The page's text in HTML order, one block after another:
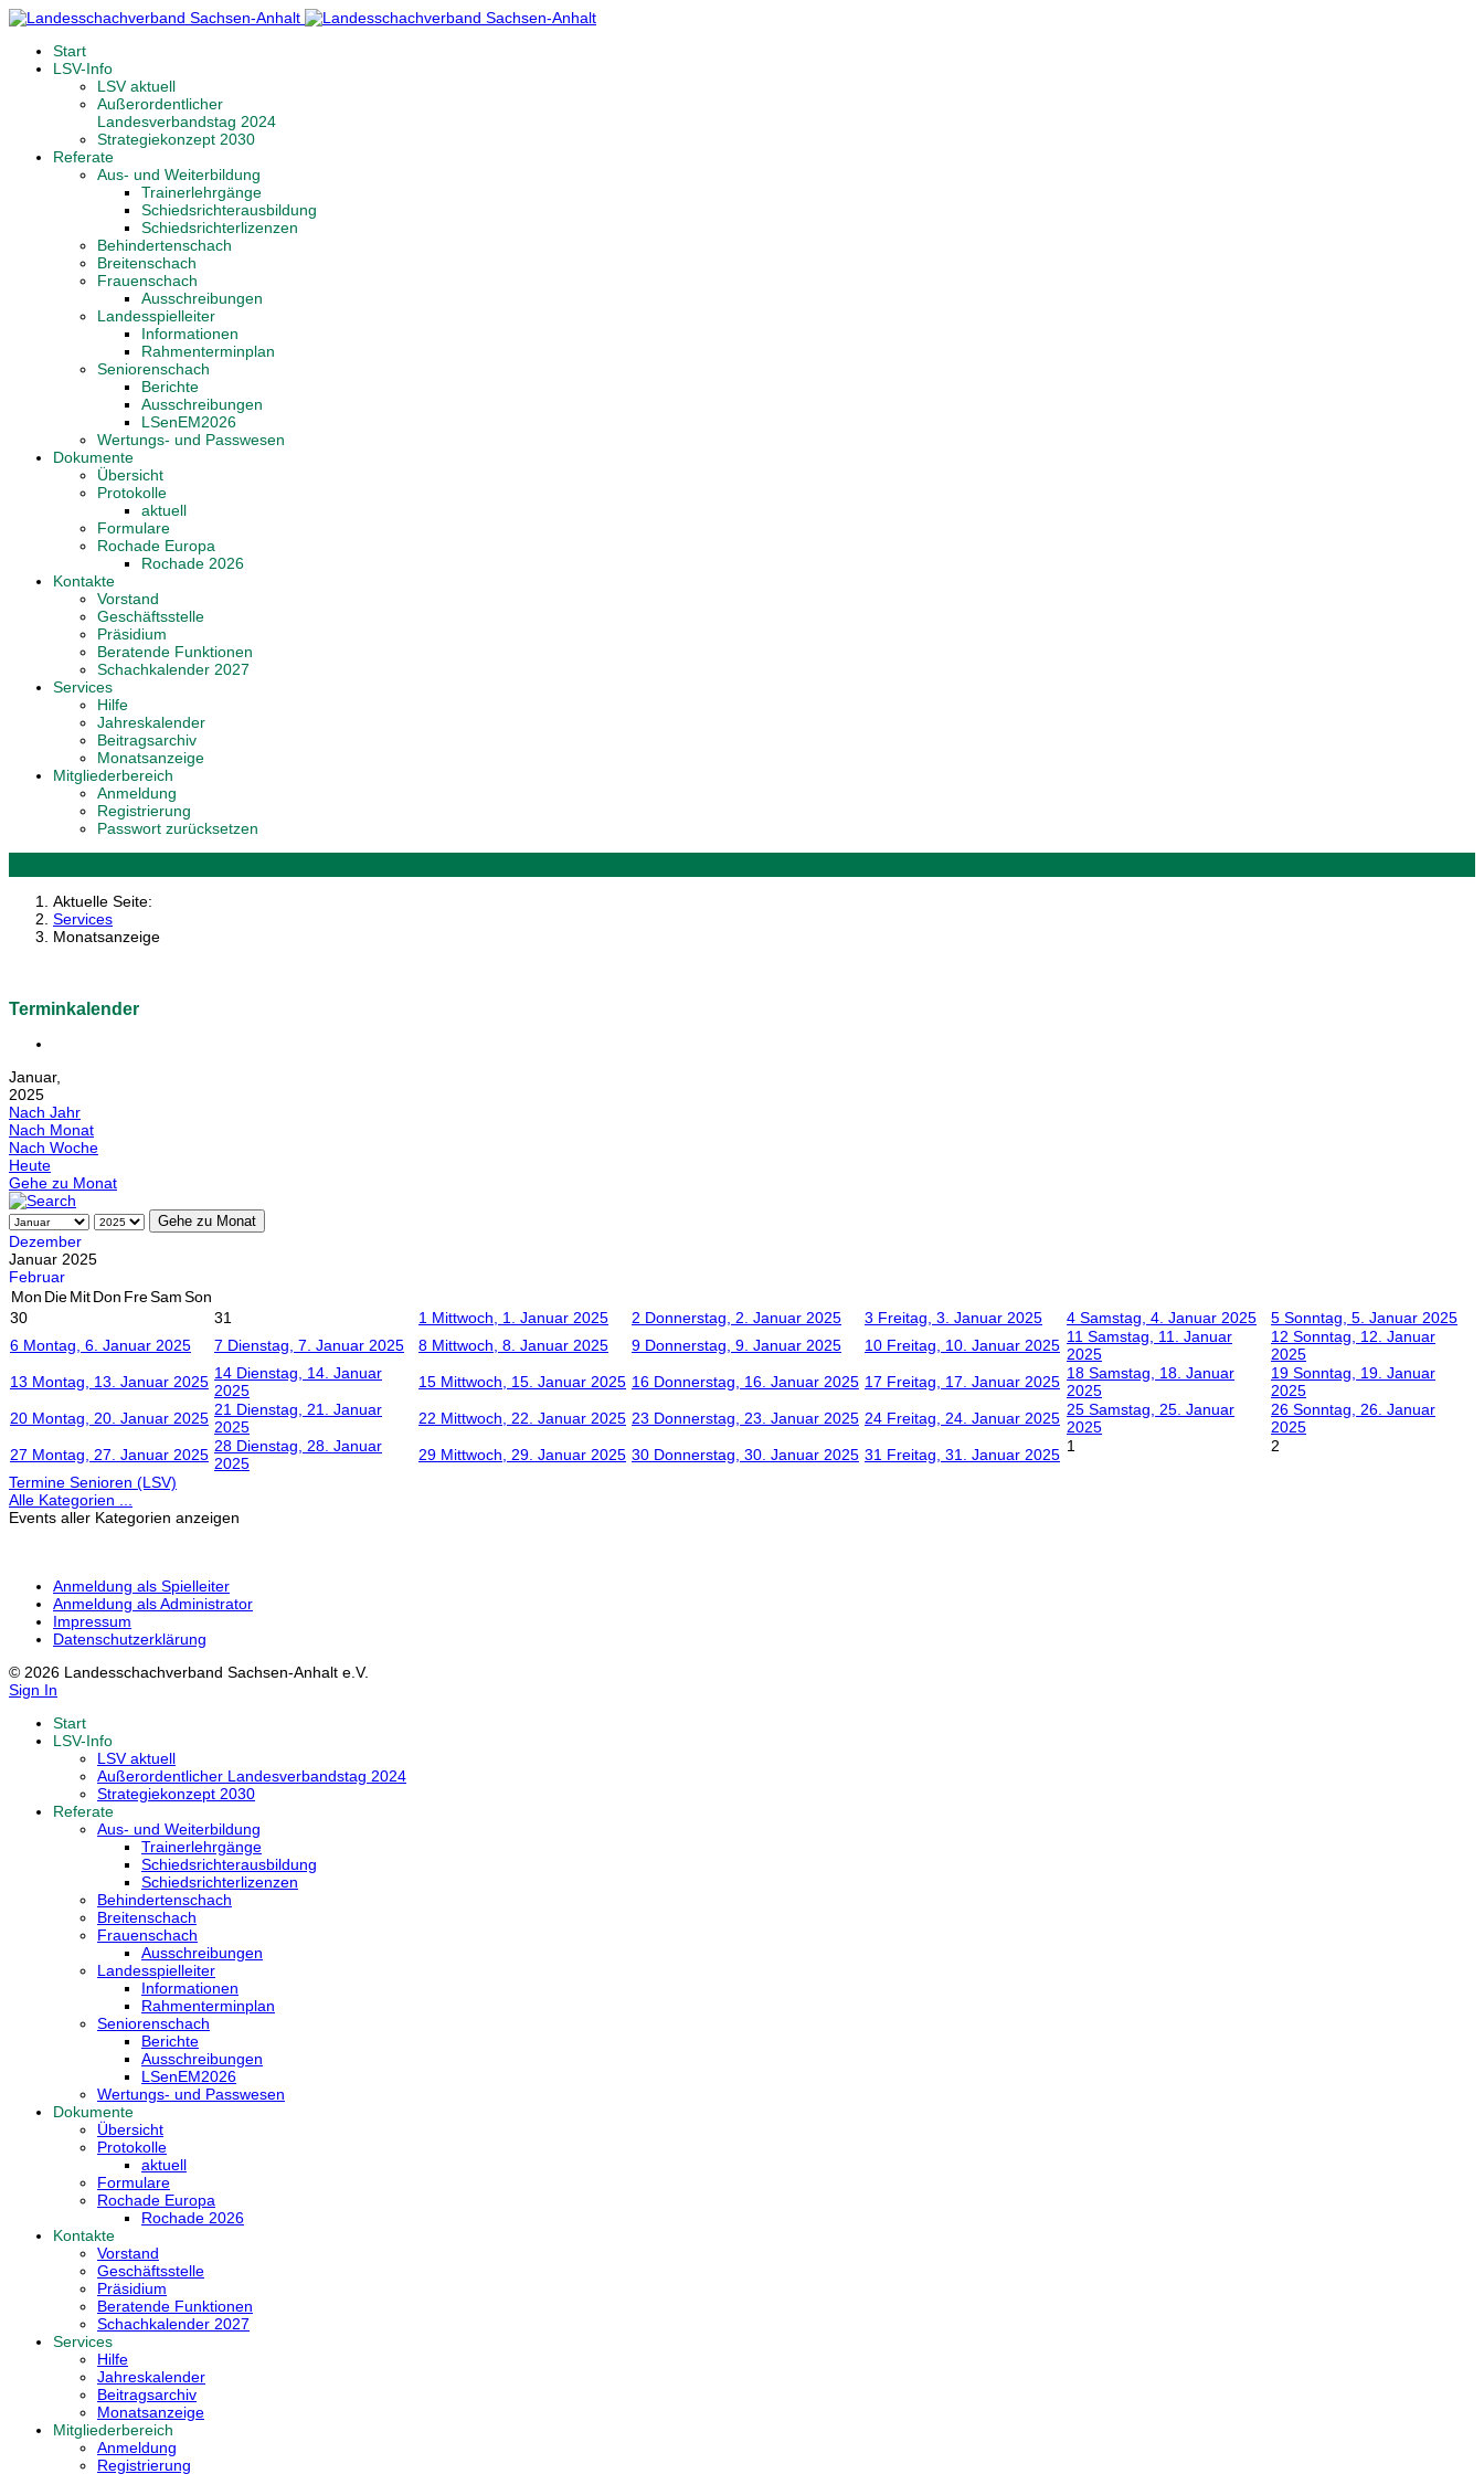
Start
LSV-Info
LSV aktuell
Außerordentlicher
Landesverbandstag 2024
Strategiekonzept 2030
Referate
Aus- und Weiterbildung
Trainerlehrgänge
Schiedsrichterausbildung
Schiedsrichterlizenzen
Behindertenschach
Breitenschach
Frauenschach
Ausschreibungen
Landesspielleiter
Informationen
Rahmenterminplan
Seniorenschach
Berichte
Ausschreibungen
LSenEM2026
Wertungs- und Passwesen
Dokumente
Übersicht
Protokolle
aktuell
Formulare
Rochade Europa
Rochade 2026
Kontakte
Vorstand
Geschäftsstelle
Präsidium
Beratende Funktionen
Schachkalender 2027
Services
Hilfe
Jahreskalender
Beitragsarchiv
Monatsanzeige
Mitgliederbereich
Anmeldung
Registrierung
Passwort zurücksetzen
Aktuelle Seite:
Services
Monatsanzeige
Terminkalender
Januar,
2025
Nach Jahr
Nach Monat
Nach Woche
Heute
Gehe zu Monat
Gehe zu Monat
Dezember
Januar 2025
Februar
Mon DieMitDon FreSamSon
30
31 1 Mittwoch, 1. Januar 2025 2 Donnerstag, 2. Januar 2025 3 Freitag, 3. Januar 2025 4 Samstag, 4. Januar 2025 5 Sonntag, 5. Januar 2025
6 Montag, 6. Januar 2025 7 Dienstag, 7. Januar 2025 8 Mittwoch, 8. Januar 2025 9 Donnerstag, 9. Januar 2025 10 Freitag, 10. Januar 2025 11 Samstag, 11. Januar
2025
12 Sonntag, 12. Januar
2025
13 Montag, 13. Januar 2025 14 Dienstag, 14. Januar
2025
15 Mittwoch, 15. Januar 2025 16 Donnerstag, 16. Januar 2025 17 Freitag, 17. Januar 2025 18 Samstag, 18. Januar
2025
19 Sonntag, 19. Januar
2025
20 Montag, 20. Januar 2025 21 Dienstag, 21. Januar
2025
22 Mittwoch, 22. Januar 2025 23 Donnerstag, 23. Januar 2025 24 Freitag, 24. Januar 2025 25 Samstag, 25. Januar
2025
26 Sonntag, 26. Januar
2025
27 Montag, 27. Januar 2025 28 Dienstag, 28. Januar
2025
29 Mittwoch, 29. Januar 2025 30 Donnerstag, 30. Januar 2025 31 Freitag, 31. Januar 2025 1 2
Termine Senioren (LSV)
Alle Kategorien ...
Events aller Kategorien anzeigen
Anmeldung als Spielleiter
Anmeldung als Administrator
Impressum
Datenschutzerklärung
© 2026 Landesschachverband Sachsen-Anhalt e.V.
Sign In
Start
LSV-Info
LSV aktuell
Außerordentlicher Landesverbandstag 2024
Strategiekonzept 2030
Referate
Aus- und Weiterbildung
Trainerlehrgänge
Schiedsrichterausbildung
Schiedsrichterlizenzen
Behindertenschach
Breitenschach
Frauenschach
Ausschreibungen
Landesspielleiter
Informationen
Rahmenterminplan
Seniorenschach
Berichte
Ausschreibungen
LSenEM2026
Wertungs- und Passwesen
Dokumente
Übersicht
Protokolle
aktuell
Formulare
Rochade Europa
Rochade 2026
Kontakte
Vorstand
Geschäftsstelle
Präsidium
Beratende Funktionen
Schachkalender 2027
Services
Hilfe
Jahreskalender
Beitragsarchiv
Monatsanzeige
Mitgliederbereich
Anmeldung
Registrierung